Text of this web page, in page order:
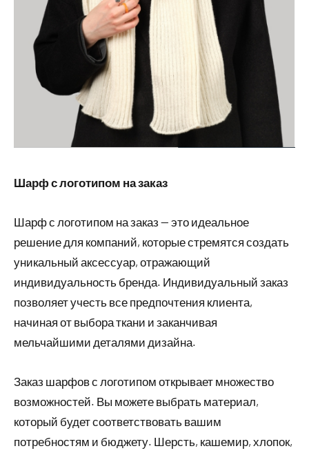
Шарф с логотипом на заказ
Шарф с логотипом на заказ — это идеальное
решение для компаний, которые стремятся создать
уникальный аксессуар, отражающий
индивидуальность бренда. Индивидуальный заказ
позволяет учесть все предпочтения клиента,
начиная от выбора ткани и заканчивая
мельчайшими деталями дизайна.
Заказ шарфов с логотипом открывает множество
возможностей. Вы можете выбрать материал,
который будет соответствовать вашим
потребностям и бюджету. Шерсть, кашемир, хлопок,